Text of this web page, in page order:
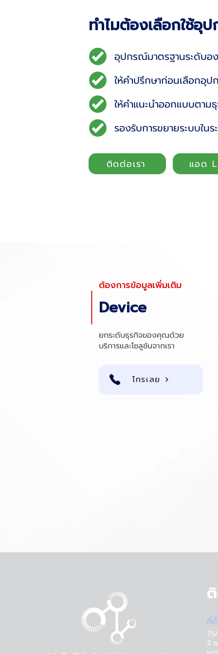
รองรับการขยายระบบใน
ทำไมต้องเลือกใช้อุ
อุปกรณ์มาตรฐานระดับอ
ให้คำปรึกษาก่อนเลือกอุ
ให้คำแนะนำออกแบบตา
แอด
ติดต่อเรา
ต้องการข้อมูลเพิ่มเติม
Device
ยกระดับธุรกิจของคุณด้วย
บริการและโซลูชันจากเรา
โทรเลย
ที่
2